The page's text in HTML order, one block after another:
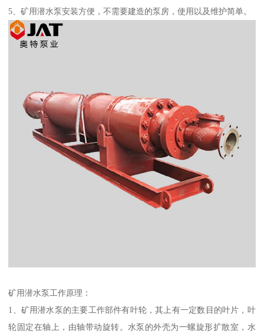
5、矿用潜水泵安装方便，不需要建造的泵房，使用以及维护简单。
矿用潜水泵工作原理：
1、矿用潜水泵的主要工作部件有叶轮，其上有一定数目的叶片，叶
轮固定在轴上，由轴带动旋转。水泵的外壳为一螺旋形扩散室，水